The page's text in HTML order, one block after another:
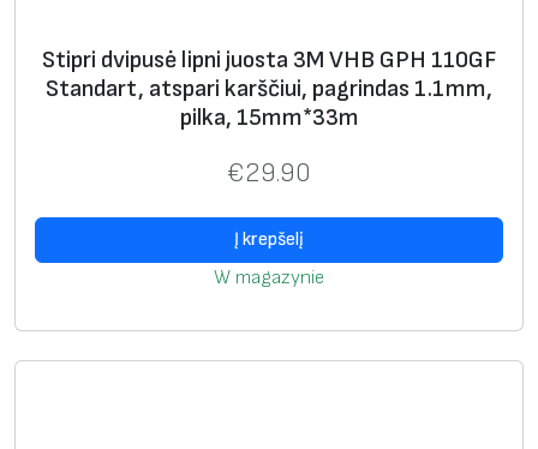
Stipri dvipusė lipni juosta 3M VHB GPH 110GF
Standart, atspari karščiui, pagrindas 1.1mm,
pilka, 15mm*33m
€29.90
Į krepšelį
W magazynie